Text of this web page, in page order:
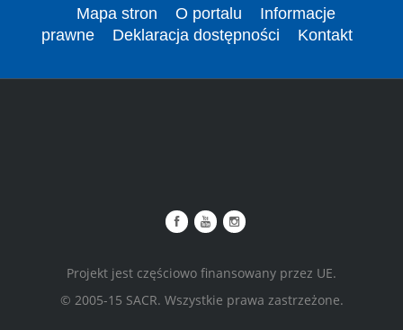
Mapa stron O portalu
Informacje
prawne
Deklaracja dostępności Kontakt
Projekt jest częściowo finansowany przez UE.
© 2005-15 SACR. Wszystkie prawa zastrzeżone.